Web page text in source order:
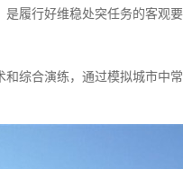
是履行好维稳处突任务的客观
和综合演练，通过模拟城市中